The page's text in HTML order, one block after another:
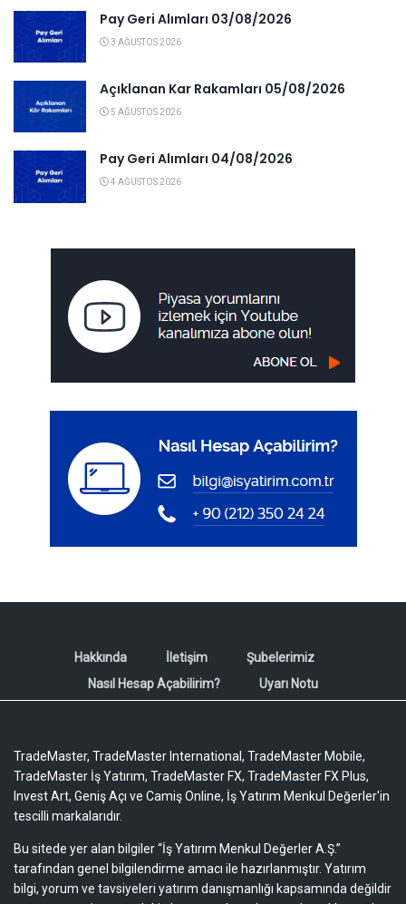
Pay Geri Alımları 03/08/2026
3 AĞUSTOS 2026
Açıklanan Kar Rakamları 05/08/2026
5 AĞUSTOS 2026
Pay Geri Alımları 04/08/2026
4 AĞUSTOS 2026
Hakkında İletişim
Şubelerimiz
Nasıl Hesap Açabilirim?
Uyarı Notu
TradeMaster, TradeMaster International, TradeMaster Mobile,
TradeMaster İş Yatırım, TradeMaster FX, TradeMaster FX Plus,
Invest Art, Geniş Açı ve Camiş Online, İş Yatırım Menkul Değerler'in
tescilli markalarıdır.
Bu sitede yer alan bilgiler “İş Yatırım Menkul Değerler A.Ş.”
tarafından genel bilgilendirme amacı ile hazırlanmıştır. Yatırım
bilgi, yorum ve tavsiyeleri yatırım danışmanlığı kapsamında değildir